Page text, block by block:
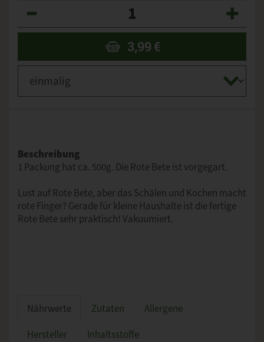
3,99 €
Beschreibung
1 Packung hat ca. 500g. Die Rote Bete ist vorgegart.
Lust auf Rote Bete, aber das Schälen und Kochen macht
rote Finger? Gerade für kleine Haushalte ist die fertige
Rote Bete sehr praktisch! Vakuumiert.
Nährwerte Zutaten
Allergene
Hersteller
Inhaltsstoffe